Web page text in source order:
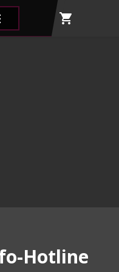
shopping_cart
Hotline